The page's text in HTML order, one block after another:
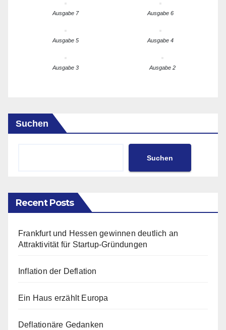
Ausgabe 7 Ausgabe 6
Ausgabe 5 Ausgabe 4
Ausgabe 3 Ausgabe 2
Suchen
Suchen
Recent Posts
Frankfurt und Hessen gewinnen deutlich an
Attraktivität für Startup-Gründungen
Inflation der Deflation
Ein Haus erzählt Europa
Deflationäre Gedanken